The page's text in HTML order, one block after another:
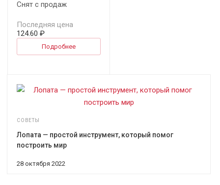
Снят с продаж
Последняя цена
124.60 ₽
Подробнее
СОВЕТЫ
28 октября 2022
Лопата — простой инструмент, который помог
построить мир